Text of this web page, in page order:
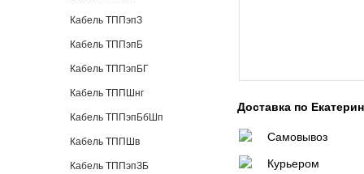
Кабель ТППэпЗ
Кабель ТППэпБ
Кабель ТППэпБГ
Кабель ТППШнг
Кабель ТППэпБбШп
Кабель ТППШв
Кабель ТППэпЗБ
Доставка по
Самовывоз
Курьером